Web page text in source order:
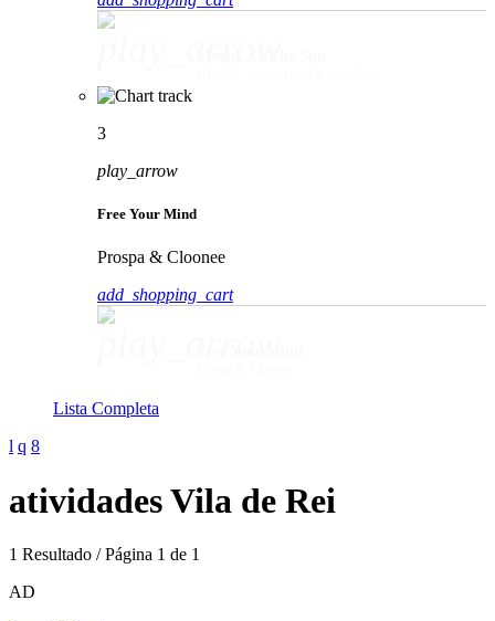
3
play_arrow
Free Your Mind
Prospa & Cloonee
add_shopping_cart
Lista Completa
atividades Vila de Rei
1 Resultado / Página 1 de 1
AD